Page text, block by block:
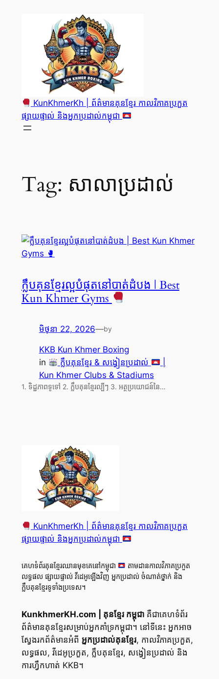
KunKhmerKh | ព័ត៌មានគុនខ្មែរ កាលវិភាគប្រកួត
ផ្សាយផ្ទាល់ និងអ្នកប្រដាល់កម្ពុជា
Tag: សាលាប្រដាល់
ក្លឹបគុនខ្មែរល្អបំផុតនៅបាត់ដំបង | Best
Kun Khmer Gyms
មិថុនា 22, 2026—by
KKB Kun Khmer Boxing
in
ក្លឹបគុនខ្មែរ & សង្វៀនប្រដាល់
Kun Khmer Clubs & Stadiums
1. ទិដ្ឋភាពទូទៅ 2. ក្លឹបគុនខ្មែរល្បីៗ 3. អត្ថប្រយោជន៍នៃ…
KunKhmerKh | ព័ត៌មានគុនខ្មែរ កាលវិភាគប្រកួត
ផ្សាយផ្ទាល់ និងអ្នកប្រដាល់កម្ពុជា
គេហទំព័រគុនខ្មែរឈានមុខគេនៅកម្ពុជា
តាមដានកាលវិភាគប្រកួត
លទ្ធផល ផ្សាយផ្ទាល់ វីដេអូឡើងវិញ អ្នកប្រដាល់ ចំណាត់ថ្នាក់ និង
ក្លឹបគុនខ្មែរទូទាំងប្រទេស។
KunkhmerKH.com | គុនខ្មែរ កម្ពុជាគឺជាគេហទំព័រ
ព័ត៌មានគុនខ្មែរសម្រាប់អ្នកគាំទ្រកម្ពុជា។ នៅទីនេះ អ្នកអាច
ស្វែងរកព័ត៌មានអំពី អ្នកប្រដាល់គុនខ្មែរ, កាលវិភាគប្រកួត,
លទ្ធផល, វីដេអូប្រកួត, ក្លឹបគុនខ្មែរ, សង្វៀនប្រដាល់ និង
ការហ្វឹកហាត់ KKB។